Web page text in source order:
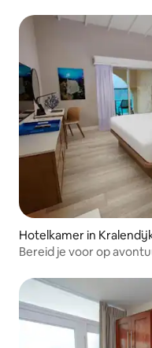
Hotelkamer in
Bereid je voor op